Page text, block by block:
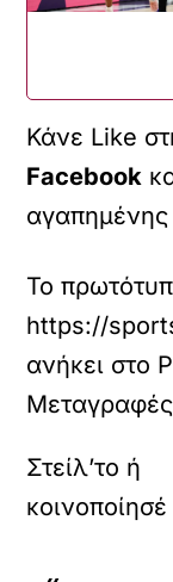
Κάνε Like
Facebook
Το
https://
ανήκει στο